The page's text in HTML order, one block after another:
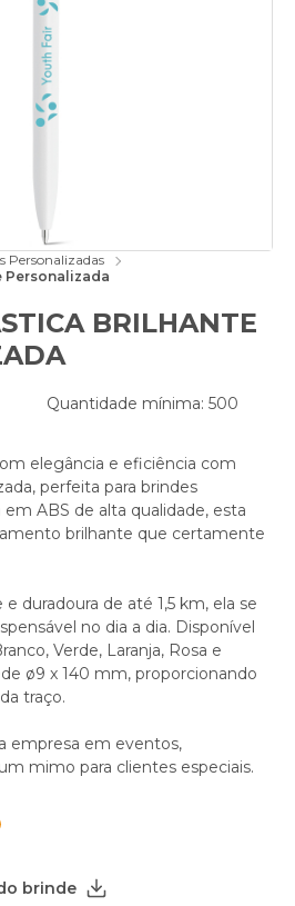
Personalizadas
Personalizada
BRILHANTE
Quantidade mínima: 500
elegância e eficiência com
perfeita para brindes
ABS de alta qualidade, esta
brilhante que certamente
duradoura de até 1,5 km, ela se
no dia a dia. Disponível
Verde, Laranja, Rosa e
ø9 x 140 mm, proporcionando
traço.
empresa em eventos,
mimo para clientes especiais.
brinde